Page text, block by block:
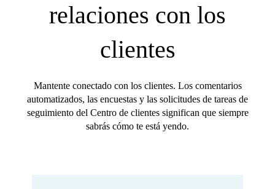
relaciones con los
clientes
Mantente conectado con los clientes. Los comentarios
automatizados, las encuestas y las solicitudes de tareas de
seguimiento del Centro de clientes significan que siempre
sabrás cómo te está yendo.